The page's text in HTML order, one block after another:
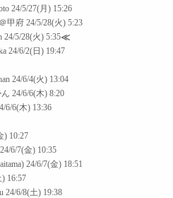
24/5/27(月) 15:26
甲府 24/5/28(火) 5:23
24/5/28(火) 5:35≪
24/6/2(日) 19:47
24/6/4(火) 13:04
24/6/6(木) 8:20
6/6(木) 13:36
) 10:27
24/6/7(金) 10:35
24/6/7(金) 18:51
16:57
24/6/8(土) 19:38